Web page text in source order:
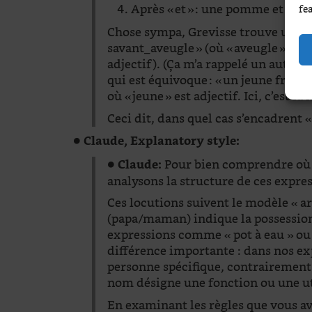
Après « et » : une pomme et |
Chose sympa, Grevisse trouve utile
savant_aveugle » (où « aveugle »
adjectif). (Ça m’a rappelé un autre
qui est équivoque : « un jeune
où « jeune » est adjectif. Ici, c’est
Ceci dit, dans quel cas s’encadrent
● Claude, Explanatory style:
● Claude: Pour bien comprendre où
analysons la structure de ces
Ces locutions suivent le modèle «
(papa/maman) indique la
expressions comme « pot à eau »
différence importante : dans nos
personne spécifique,
nom désigne une fonction ou une
En examinant les règles que vous